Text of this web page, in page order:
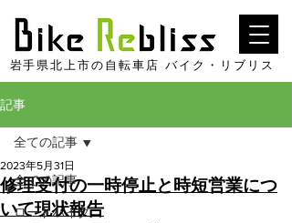
​岩手県北上市の自転車店 バイク・リブリス
記事
全ての記事
ロードバイク
全ての記事
修理受付の一時停止と時短営業につ
いて現状報告
2023年5月31日